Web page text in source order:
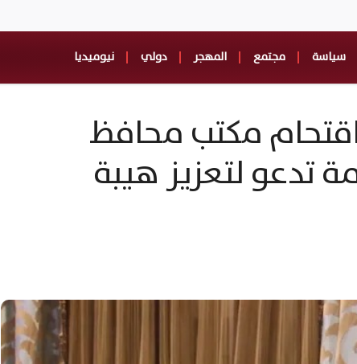
سياسة مجتمع المهجر دولي نيوميديا
اقتحام مكتب محافظ
تدعو لتعزيز هيبة